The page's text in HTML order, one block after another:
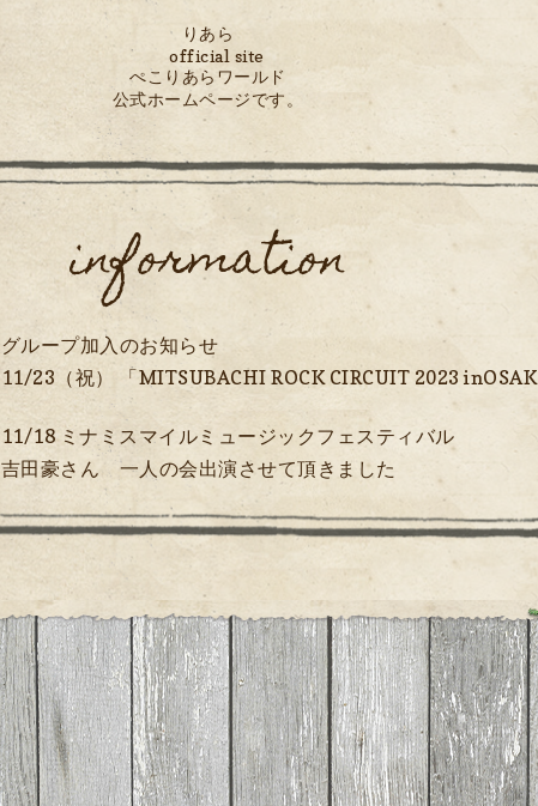
りあら
official site
ぺこりあらワールド
公式ホームページです。
information
グループ加入のお知らせ
11/23（祝） 「MITSUBACHI ROCK CIRCUIT 2023 inOSAK
11/18 ミナミスマイルミュージックフェスティバル
吉田豪さん 一人の会出演させて頂きました